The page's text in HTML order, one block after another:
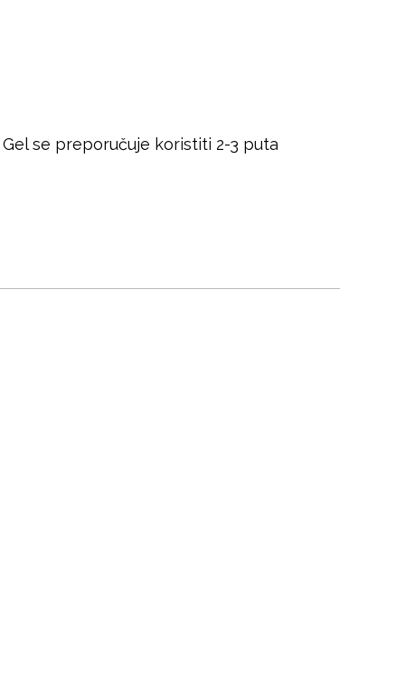
se preporučuje koristiti 2-3 puta